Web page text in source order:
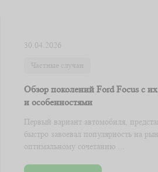
30.04.2026
Частные случаи
Обзор поколений Ford Focus с
и особенностями
Первый вариант автомобиля,
быстро завоевал популярность на
оптимальному сочетанию ...